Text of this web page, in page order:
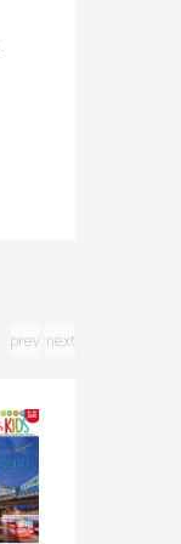
prev next